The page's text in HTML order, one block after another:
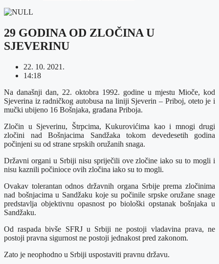
29 GODINA OD ZLOČINA U
SJEVERINU
22. 10. 2021.
14:18
Na današnji dan, 22. oktobra 1992. godine u mjestu Mioče, kod
Sjeverina iz radničkog autobusa na liniji Sjeverin – Priboj, oteto je i
mučki ubijeno 16 Bošnjaka, građana Priboja.
Zločin u Sjeverinu, Štrpcima, Kukurovićima kao i mnogi drugi
zločini nad Bošnjacima Sandžaka tokom devedesetih godina
počinjeni su od strane srpskih oružanih snaga.
Državni organi u Srbiji nisu spriječili ove zločine iako su to mogli i
nisu kaznili počinioce ovih zločina iako su to mogli.
Ovakav tolerantan odnos državnih organa Srbije prema zločinima
nad bošnjacima u Sandžaku koje su počinile srpske oružane snage
predstavlja objektivnu opasnost po biološki opstanak bošnjaka u
Sandžaku.
Od raspada bivše SFRJ u Srbiji ne postoji vladavina prava, ne
postoji pravna sigurnost ne postoji jednakost pred zakonom.
Zato je neophodno u Srbiji uspostaviti pravnu državu.